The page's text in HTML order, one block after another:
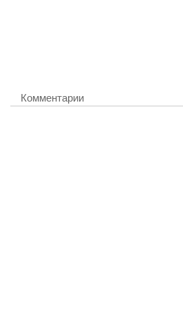
Комментарии